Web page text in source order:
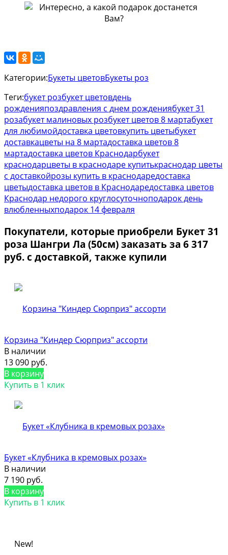
Категории:Букеты цветовБукеты роз
Теги:букет розбукет цветовдень
рожденияпоздравления с днем рождениябукет 31
розабукет малиновых розбукет цветов 8 мартабукет
для любимойдоставка цветовкупить цветыбукет
доставкацветы на 8 мартадоставка цветов 8
мартадоставка цветов Краснодарбукет
краснодарцветы в краснодаре купитькраснодар цветы
с доставкойрозы купить в краснодаредоставка
цветыдоставка цветов в Краснодаредоставка цветов
Краснодар недорого круглосуточноподарок день
влюбленныхподарок 14 февраля
Покупатели, которые приобрели Букет 31
роза Шангри Ла (50см) заказать за 6 317
руб. с доставкой, также купили
Корзина "Киндер Сюрприз" ассорти
В наличии
13 090 руб.
В корзину
Купить в 1 клик
Букет «Клубника в кремовых розах»
В наличии
7 190 руб.
В корзину
Купить в 1 клик
New!